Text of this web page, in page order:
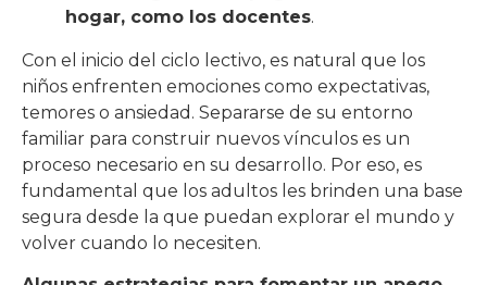
hogar, como los docentes.
Con el inicio del ciclo lectivo, es natural que los
niños enfrenten emociones como expectativas,
temores o ansiedad. Separarse de su entorno
familiar para construir nuevos vínculos es un
proceso necesario en su desarrollo. Por eso, es
fundamental que los adultos les brinden una base
segura desde la que puedan explorar el mundo y
volver cuando lo necesiten.